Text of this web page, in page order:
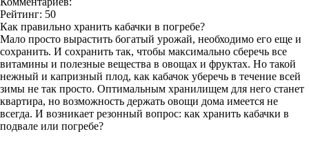
Рейтинг: 50
Как правильно хранить кабачки в погребе?
Мало просто вырастить богатый урожай, необходимо его еще и
сохранить. И сохранить так, чтобы максимально сберечь все
витамины и полезные вещества в овощах и фруктах. Но такой
нежный и капризный плод, как кабачок уберечь в течение всей
зимы не так просто. Оптимальным хранилищем для него станет
квартира, но возможность держать овощи дома имеется не
всегда. И возникает резонный вопрос: как хранить кабачки в
подвале или погребе?